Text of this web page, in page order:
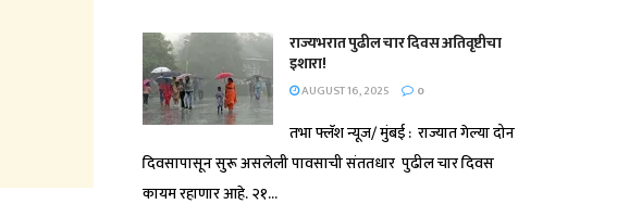
राज्यभरात पुढील चार दिवस अतिवृष्टीचा
इशारा!
AUGUST 16, 2025 0
तभा फ्लॅश न्यूज/ मुंबई : राज्यात गेल्या दोन
दिवसापासून सुरू असलेली पावसाची संततधार पुढील चार दिवस
कायम रहाणार आहे. २१...